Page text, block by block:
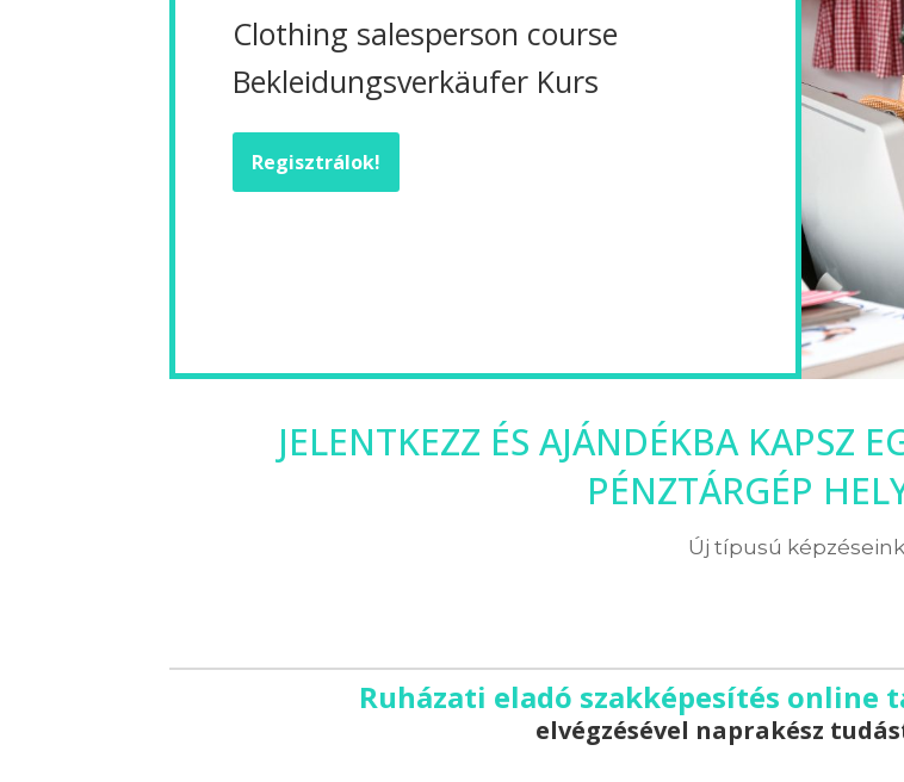
Clothing salesperson course
Bekleidungsverkäufer Kurs
Regisztrálok!
JELENTKEZZ ÉS AJÁNDÉKBA KAPSZ
PÉNZTÁRGÉP
Új típusú
Ruházati eladó szakképesítés online
elvégzésével naprakész